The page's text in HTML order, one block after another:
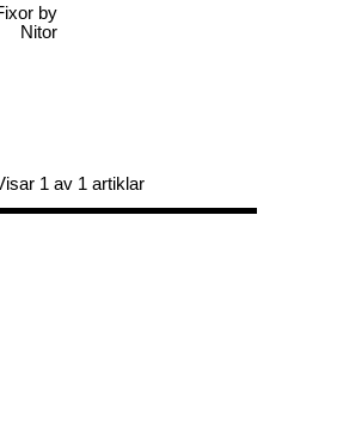
by
Nitor
1 av 1 artiklar